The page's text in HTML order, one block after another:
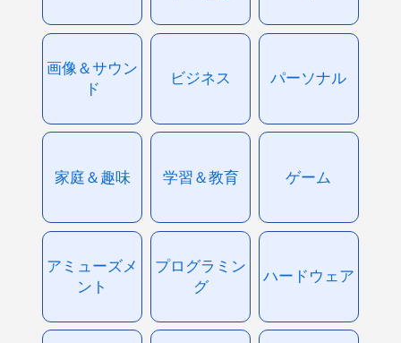
画像＆サウン
ド
ビジネス パーソナル
家庭＆趣味 学習＆教育 ゲーム
アミューズメ
ント
プログラミン
グ
ハードウェア